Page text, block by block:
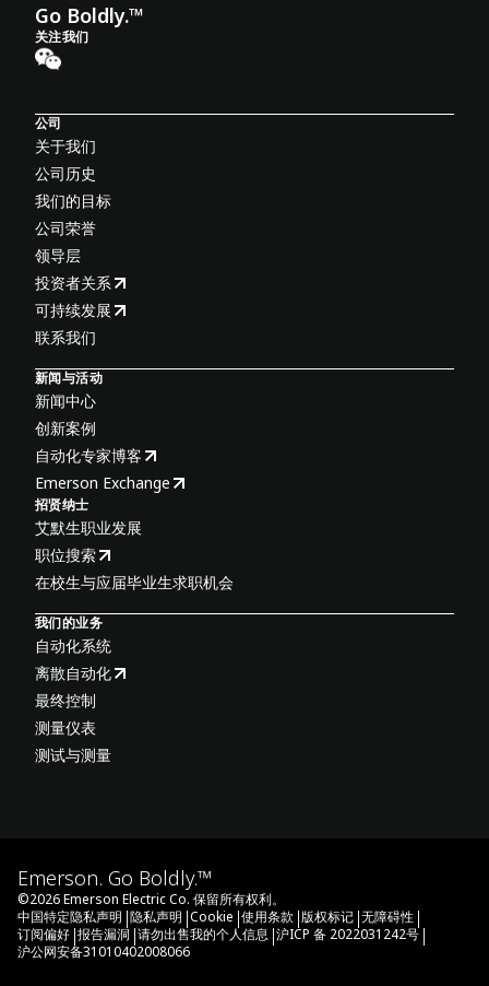
Go Boldly.™
关注我们
公司
关于我们
公司历史
我们的目标
公司荣誉
领导层
投资者关系
可持续发展
联系我们
新闻与活动
新闻中心
创新案例
自动化专家博客
Emerson Exchange
招贤纳士
艾默生职业发展
职位搜索
在校生与应届毕业生求职机会
我们的业务
自动化系统
离散自动化
最终控制
测量仪表
测试与测量
Emerson. Go Boldly.™
©2026Emerson Electric Co. 保留所有权利。
中国特定隐私声明 |隐私声明 |Cookie |使用条款 |版权标记 |无障碍性 |
订阅偏好 |报告漏洞 |请勿出售我的个人信息 |沪ICP 备 2022031242号 |
沪公网安备31010402008066